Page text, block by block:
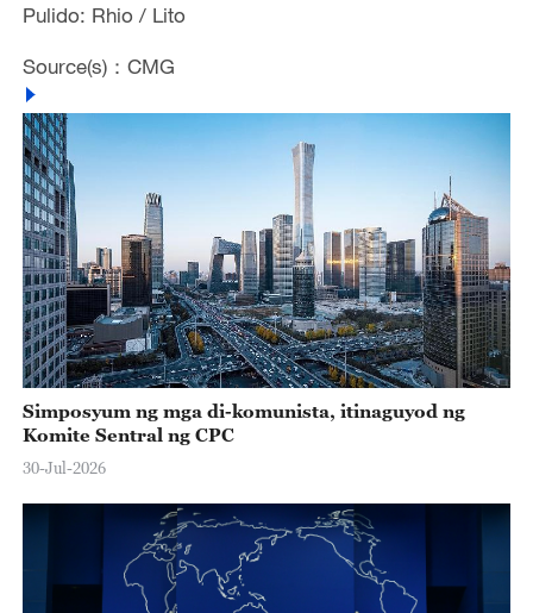
Pulido: Rhio / Lito
Source(s)：CMG
Simposyum ng mga di-komunista, itinaguyod ng
Komite Sentral ng CPC
30-Jul-2026